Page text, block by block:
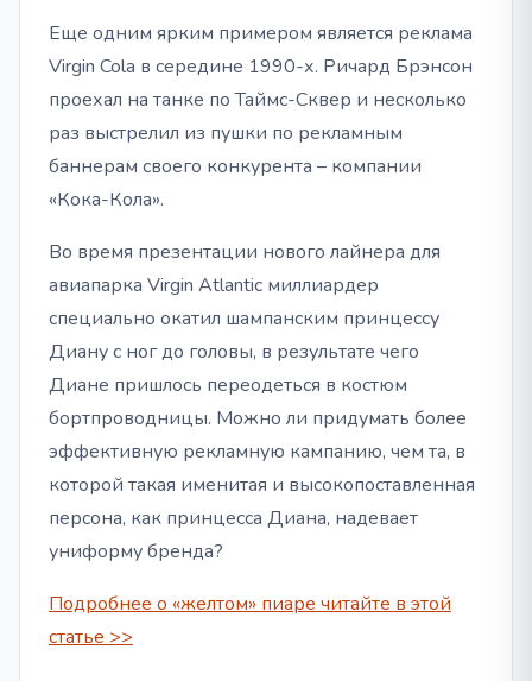
Еще одним ярким примером является реклама
Virgin Cola в середине 1990-х. Ричард Брэнсон
проехал на танке по Таймс-Сквер и несколько
раз выстрелил из пушки по рекламным
баннерам своего конкурента – компании
«Кока-Кола».
Во время презентации нового лайнера для
авиапарка Virgin Atlantic миллиардер
специально окатил шампанским принцессу
Диану с ног до головы, в результате чего
Диане пришлось переодеться в костюм
бортпроводницы. Можно ли придумать более
эффективную рекламную кампанию, чем та, в
которой такая именитая и высокопоставленная
персона, как принцесса Диана, надевает
униформу бренда?
Подробнее о «желтом» пиаре читайте в этой
статье >>